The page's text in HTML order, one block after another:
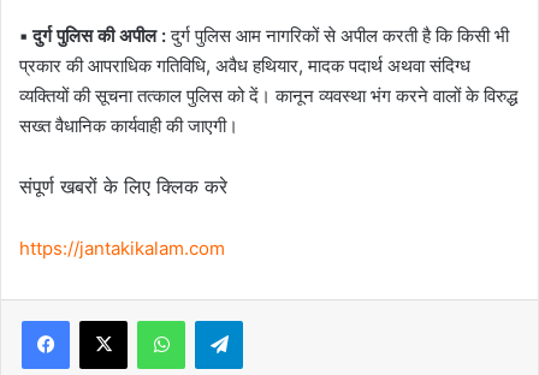
▪️ दुर्ग पुलिस की अपील :दुर्ग पुलिस आम नागरिकों से अपील करती है कि किसी भी
प्रकार की आपराधिक गतिविधि, अवैध हथियार, मादक पदार्थ अथवा संदिग्ध
व्यक्तियों की सूचना तत्काल पुलिस को दें। कानून व्यवस्था भंग करने वालों के विरुद्ध
सख्त वैधानिक कार्यवाही की जाएगी।
संपूर्ण खबरों के लिए क्लिक करे
https://jantakikalam.com
Facebook
X WhatsAppTelegram